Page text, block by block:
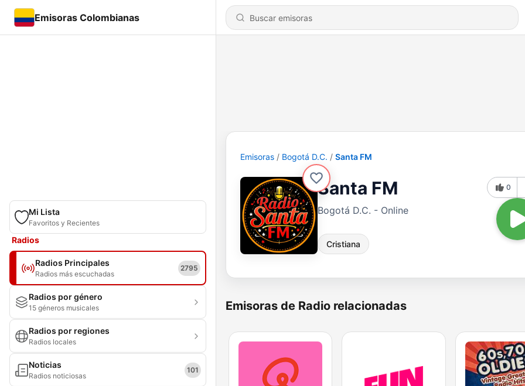
Emisoras Colombianas
Mi Lista
Favoritos y Recientes
Radios
Radios Principales
Radios más escuchadas
2795
Radios por género
15 géneros musicales
Radios por regiones
Radios locales
Noticias
Radios noticiosas
101
Emisoras Bogotá D.C. Santa FM
Santa FM
Bogotá D.C. - Online
Cristiana
0
Emisoras de Radio relacionadas